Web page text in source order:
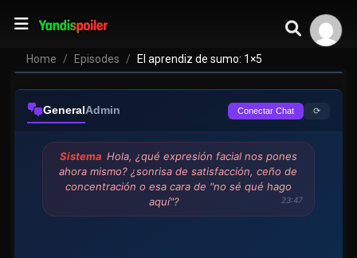
Home Episodes El aprendiz de sumo: 1×5
GeneralAdmin Conectar Chat ⟳
Sistema Hola, ¿qué expresión facial nos pones
ahora mismo? ¿sonrisa de satisfacción, ceño de
concentración o esa cara de "no sé qué hago
aquí"?
23:47